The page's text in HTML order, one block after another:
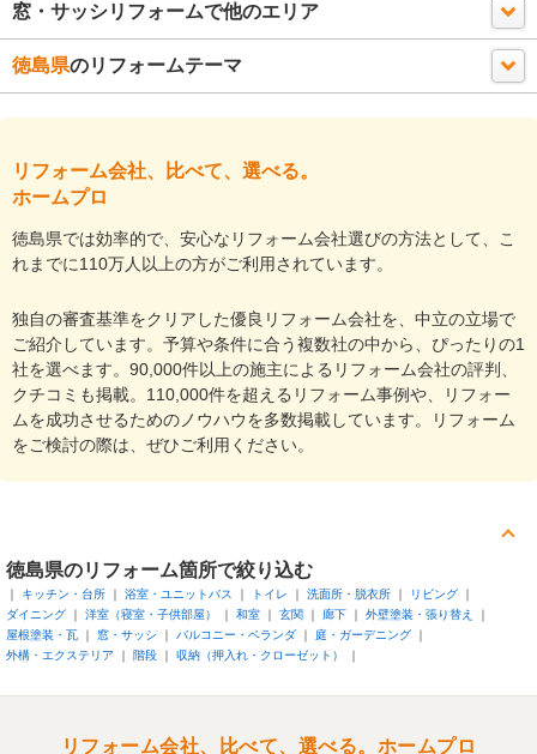
窓・サッシリフォームで他のエリア
徳島県のリフォームテーマ
リフォーム会社、比べて、選べる。
ホームプロ
徳島県では効率的で、安心なリフォーム会社選びの方法として、こ
れまでに110万人以上の方がご利用されています。
独自の審査基準をクリアした優良リフォーム会社を、中立の立場で
ご紹介しています。予算や条件に合う複数社の中から、ぴったりの1
社を選べます。90,000件以上の施主によるリフォーム会社の評判、
クチコミも掲載。110,000件を超えるリフォーム事例や、リフォー
ムを成功させるためのノウハウを多数掲載しています。リフォーム
をご検討の際は、ぜひご利用ください。
徳島県のリフォーム箇所で絞り込む
キッチン・台所 浴室・ユニットバス トイレ 洗面所・脱衣所
リビング
ダイニング
洋室（寝室・子供部屋） 和室 玄関 廊下
外壁塗装・張り替え
屋根塗装・瓦
窓・サッシ バルコニー・ベランダ
庭・ガーデニング
外構・エクステリア
階段 収納（押入れ・クローゼット）
リフォーム会社、比べて、選べる。ホームプロ